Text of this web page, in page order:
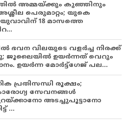
അമ്മയ്ക്കും കുഞ്ഞിനും
പെരുമാറ്റം; യുകെ
യുവാവിന് 18 മാസത്തെ
ഭവന വിലയുടെ വളർച്ച നിരക്ക്
ഉയർന്നത് വെറും
ഉയർന്ന മോർട്ട്ഗേജ് പല...
പ്രതിസന്ധി രൂക്ഷം;
സേവനങ്ങൾ
അടച്ചുപൂട്ടാനോ
...